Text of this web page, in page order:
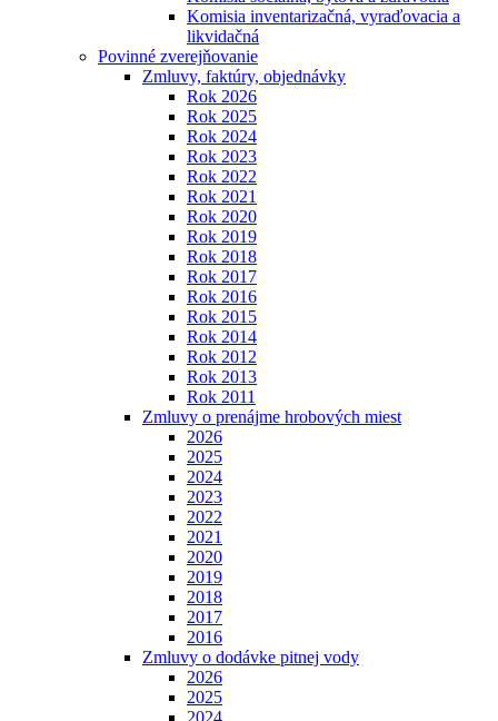
Komisia inventarizačná, vyraďovacia a
likvidačná
Povinné zverejňovanie
Zmluvy, faktúry, objednávky
Rok 2026
Rok 2025
Rok 2024
Rok 2023
Rok 2022
Rok 2021
Rok 2020
Rok 2019
Rok 2018
Rok 2017
Rok 2016
Rok 2015
Rok 2014
Rok 2012
Rok 2013
Rok 2011
Zmluvy o prenájme hrobových miest
2026
2025
2024
2023
2022
2021
2020
2019
2018
2017
2016
Zmluvy o dodávke pitnej vody
2026
2025
2024